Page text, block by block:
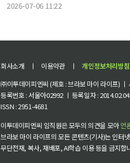
2026-07-06 11:22
회사소개 ㅣ 이용약관 ㅣ 개인정보처리방침
㈜이투데이피엔씨 (제호 : 브라보 마이 라이프)
등록번호 : 서울아02992 ㅣ 등록일자 :
ISSN : 2951-4681
이투데이피엔씨 임직원은 모두의 의견을 모아언
브라보 마이 라이프의 모든 콘텐츠(기사)는 인터
무단전재, 복사, 재배포, AI학습 이용 등을 금지합